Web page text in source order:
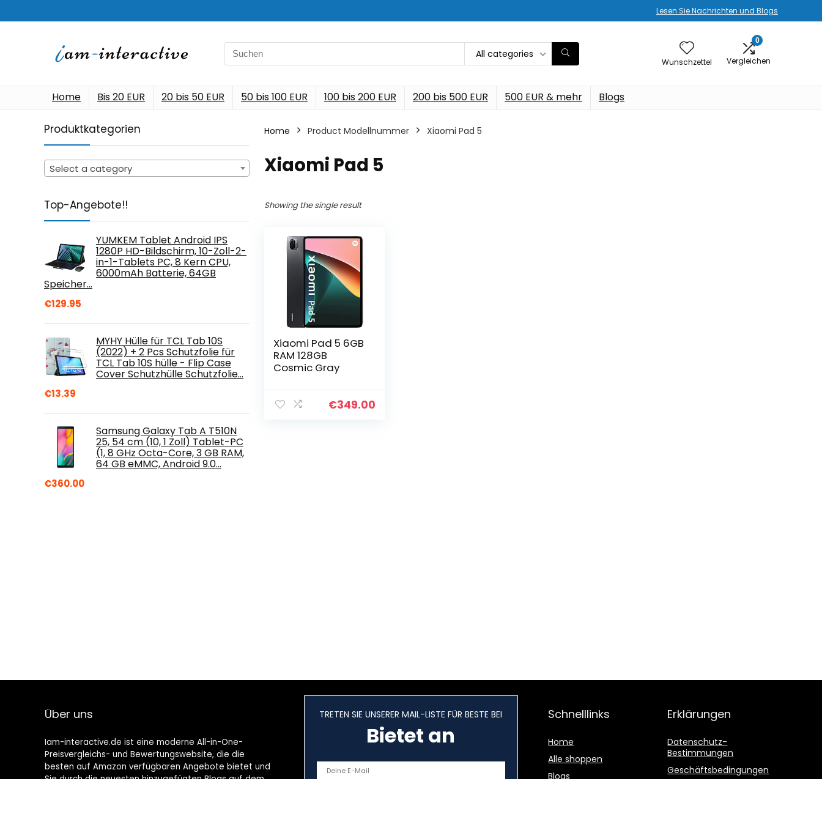
Lesen Sie Nachrichten und Blogs
Search
for:
All categories
Wunschzettel
0
Vergleichen
Home Bis 20 EUR 20 bis 50 EUR 50 bis 100 EUR 100 bis 200 EUR 200 bis 500 EUR 500 EUR & mehr Blogs
Produktkategorien
Select a category
Top-Angebote!!
YUMKEM Tablet Android IPS
1280P HD-Bildschirm, 10-Zoll-2-
in-1-Tablets PC, 8 Kern CPU,
6000mAh Batterie, 64GB
Speicher…
€129.95
MYHY Hülle für TCL Tab 10S
(2022) + 2 Pcs Schutzfolie für
TCL Tab 10S hülle - Flip Case
Cover Schutzhülle Schutzfolie…
€13.39
Samsung Galaxy Tab A T510N
25, 54 cm (10, 1 Zoll) Tablet-PC
(1, 8 GHz Octa-Core, 3 GB RAM,
64 GB eMMC, Android 9.0…
€360.00
Home Product Modellnummer ‎Xiaomi Pad 5
‎Xiaomi Pad 5
Showing the single result
Xiaomi Pad 5 6GB
RAM 128GB
Cosmic Gray
€349.00
Über uns
Iam-interactive.de ist eine moderne All-in-One-
Preisvergleichs- und Bewertungswebsite, die die
besten auf Amazon verfügbaren Angebote bietet und
Sie durch die neuesten hinzugefügten Blogs auf dem
TRETEN SIE UNSERER MAIL-LISTE FÜR BESTE BEI
Bietet an
Schnelllinks
Home
Alle shoppen
Blogs
Erklärungen
Datenschutz-
Bestimmungen
Geschäftsbedingungen